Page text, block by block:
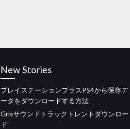
New Stories
プレイステーションプラスPS4から保存デ
ータをダウンロードする方法
Grisサウンドトラックトレントダウンロー
ド